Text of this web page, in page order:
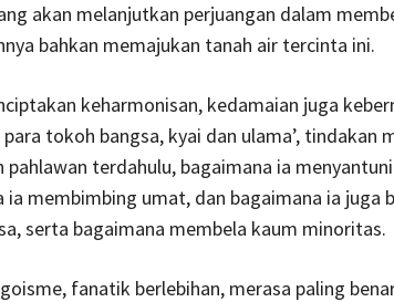
akan melanjutkan perjuangan dalam
bahkan memajukan tanah air tercinta ini.
keharmonisan, kedamaian juga
tokoh bangsa, kyai dan ulama’, tindakan
pahlawan terdahulu, bagaimana ia
ia membimbing umat, dan bagaimana ia juga
serta bagaimana membela kaum minoritas.
fanatik berlebihan, merasa paling